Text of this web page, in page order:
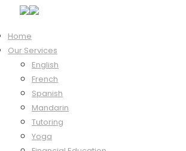
Home
Our Services
English
French
Spanish
Mandarin
Tutoring
Yoga
Course Content
Introduction
0/20
Bienvenue
00:47
Pratique